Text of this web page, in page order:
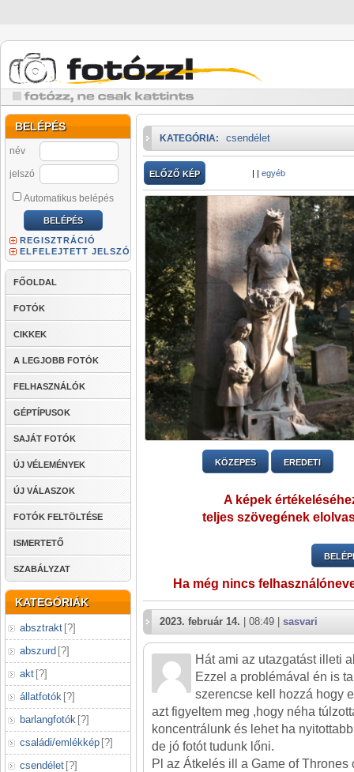
BELÉPÉS
név
jelszó
Automatikus belépés
REGISZTRÁCIÓ
ELFELEJTETT JELSZÓ
FŐOLDAL
FOTÓK
CIKKEK
A LEGJOBB FOTÓK
FELHASZNÁLÓK
GÉPTÍPUSOK
SAJÁT FOTÓK
ÚJ VÉLEMÉNYEK
ÚJ VÁLASZOK
FOTÓK FELTÖLTÉSE
ISMERTETŐ
SZABÁLYZAT
KATEGÓRIÁK
absztrakt [?]
abszurd [?]
akt [?]
állatfotók [?]
barlangfotók [?]
családi/emlékkép [?]
csendélet [?]
KATEGÓRIA: csendélet
ELŐZŐ KÉP | | egyéb
KÖZEPES EREDETI
A képek
teljes szövegének
Ha még nincs
2023. február 14. | 08:49 | sasvari
Hát ami az utazgatást illeti
Ezzel a problémával én is
szerencse kell hozzá hogy
azt figyeltem meg ,hogy néha
koncentrálunk és lehet ha
de jó fotót tudunk lőni.
Pl az Átkelés ill a Game of Thrones